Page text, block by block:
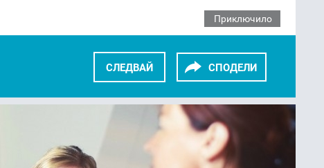
Приключило
СЛЕДВАЙ СПОДЕЛИ
GOOGLE+